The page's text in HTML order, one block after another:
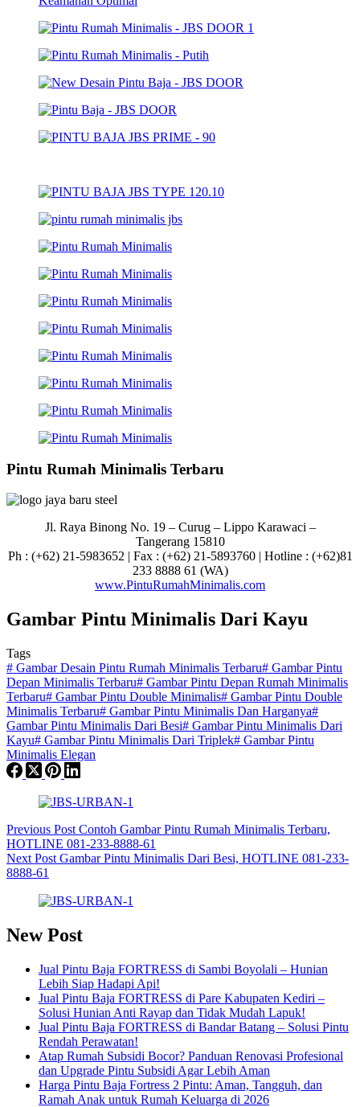
Pintu Rumah Minimalis Terbaru
Jl. Raya Binong No. 19 – Curug – Lippo Karawaci –
Tangerang 15810
Ph : (+62) 21-5983652 | Fax : (+62) 21-5893760 | Hotline : (+62)81
233 8888 61 (WA)
www.PintuRumahMinimalis.com
Gambar Pintu Minimalis Dari Kayu
Tags
# Gambar Desain Pintu Rumah Minimalis Terbaru# Gambar Pintu
Depan Minimalis Terbaru# Gambar Pintu Depan Rumah Minimalis
Terbaru# Gambar Pintu Double Minimalis# Gambar Pintu Double
Minimalis Terbaru# Gambar Pintu Minimalis Dan Harganya#
Gambar Pintu Minimalis Dari Besi# Gambar Pintu Minimalis Dari
Kayu# Gambar Pintu Minimalis Dari Triplek# Gambar Pintu
Minimalis Elegan
Previous Post Contoh Gambar Pintu Rumah Minimalis Terbaru,
HOTLINE 081-233-8888-61
Next Post Gambar Pintu Minimalis Dari Besi, HOTLINE 081-233-
8888-61
New Post
Jual Pintu Baja FORTRESS di Sambi Boyolali – Hunian
Lebih Siap Hadapi Api!
Jual Pintu Baja FORTRESS di Pare Kabupaten Kediri –
Solusi Hunian Anti Rayap dan Tidak Mudah Lapuk!
Jual Pintu Baja FORTRESS di Bandar Batang – Solusi Pintu
Rendah Perawatan!
Atap Rumah Subsidi Bocor? Panduan Renovasi Profesional
dan Upgrade Pintu Subsidi Agar Lebih Aman
Harga Pintu Baja Fortress 2 Pintu: Aman, Tangguh, dan
Ramah Anak untuk Rumah Keluarga di 2026